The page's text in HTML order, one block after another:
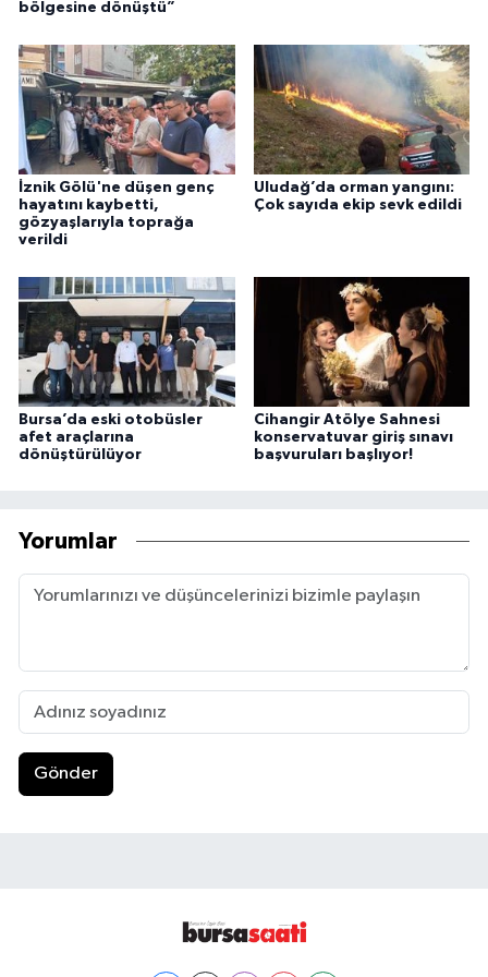
bölgesine dönüştü”
İznik Gölü'ne düşen genç
hayatını kaybetti,
gözyaşlarıyla toprağa
verildi
Uludağ’da orman yangını:
Çok sayıda ekip sevk edildi
Bursa’da eski otobüsler
afet araçlarına
dönüştürülüyor
Cihangir Atölye Sahnesi
konservatuvar giriş sınavı
başvuruları başlıyor!
Yorumlar
Gönder